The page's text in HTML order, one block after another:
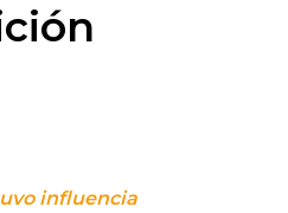
influencia